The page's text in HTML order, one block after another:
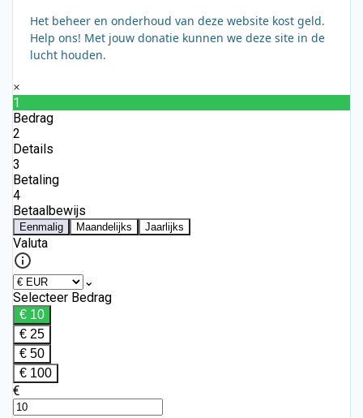
Het beheer en onderhoud van deze website kost geld.
Help ons! Met jouw donatie kunnen we deze site in de
lucht houden.